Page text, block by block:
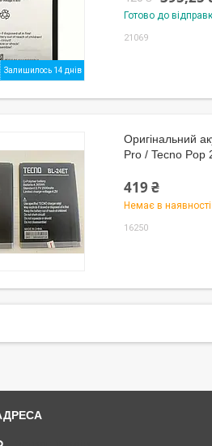
Залишилось 14 днів
Готово до
21069
Оригінальний
Pro / Tecno Pop
419 ₴
Немає в наявності
16250